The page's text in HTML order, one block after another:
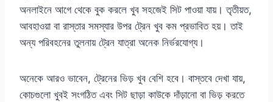
অনলাইনে আগে থেকে বুক করলে খুব সহজেই সিট পাওয়া যায়। তৃতীয়ত,
আবহাওয়া বা রাস্তার সমস্যার উপর ট্রেন খুব কম প্রভাবিত হয়। তাই
অন্য পরিবহনের তুলনায় ট্রেন যাত্রা অনেক নির্ভরযোগ্য।
অনেকে আরও ভাবেন, ট্রেনের ভিড় খুব বেশি হবে। বাস্তবে দেখা যায়,
কোচগুলো খুবই সংগঠিত এবং সিট ছাড়া কাউকে দাঁড়ানো বা ভিড় করতে